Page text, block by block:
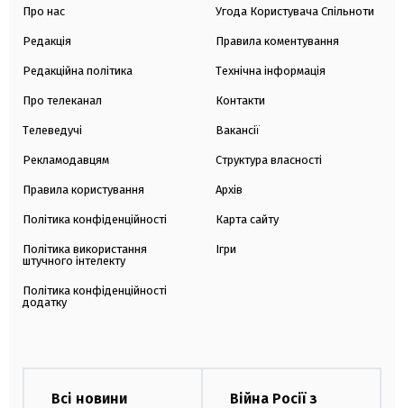
Про нас
Редакція
Редакційна політика
Про телеканал
Телеведучі
Рекламодавцям
Правила користування
Політика конфіденційності
Політика використання
штучного інтелекту
Політика конфіденційності
додатку
Угода Користувача Спільноти
Правила коментування
Технічна інформація
Контакти
Вакансії
Структура власності
Архів
Карта сайту
Ігри
Всі новини
Війна Росії з